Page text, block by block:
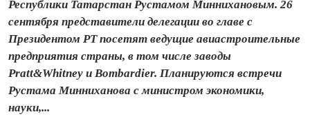
Республики Татарстан Рустамом Миннихановым. 26
сентября представители делегации во главе с
Президентом РТ посетят ведущие авиастроительные
предприятия страны, в том числе заводы
Pratt&Whitney и Bombardier. Планируются встречи
Рустама Минниханова с министром экономики,
науки,...